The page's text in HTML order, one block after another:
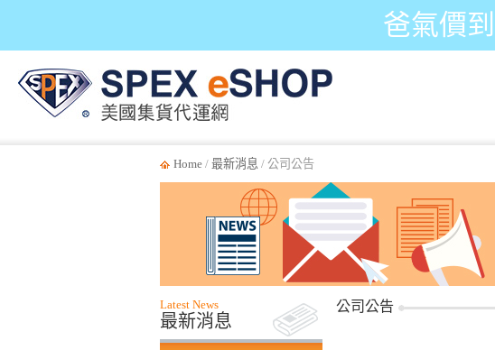
爸氣價
Home / 最新消息 / 公司公告
Latest News
最新消息
公司公告